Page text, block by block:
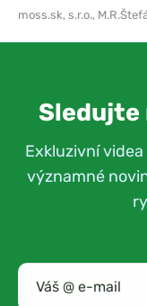
moss.sk, s.r.o.,
Sledujte
Exkluzivní
významné